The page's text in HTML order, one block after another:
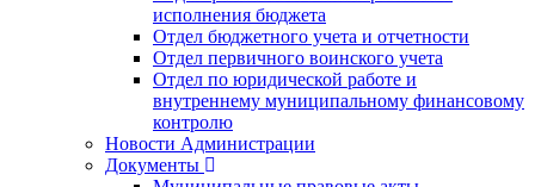
исполнения бюджета
Отдел бюджетного учета и отчетности
Отдел первичного воинского учета
Отдел по юридической работе и
внутреннему муниципальному финансовому
контролю
Новости Администрации
Документы